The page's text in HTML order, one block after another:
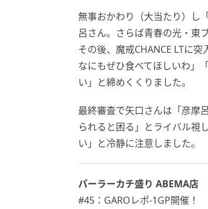
無事おかわり（大当たり）し
呂さん。さらば青春の光・東
その後、魔戒CHANCE LTに
なにもぜひ食べてほしいわ」
い」と締めくくりました。
最終審査で矢口さんは「彦摩
られると困る」とライバル視
い」と冷静に注意しました。
パーラーカチ盛り ABEMA店
#45：GAROレポ-1GP開催！